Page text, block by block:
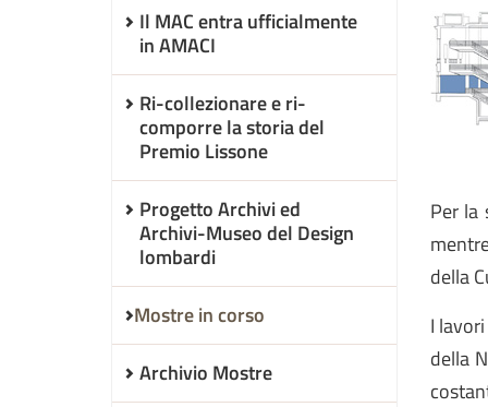
Il MAC entra ufficialmente
in AMACI
Ri-collezionare e ri-
comporre la storia del
Premio Lissone
Progetto Archivi ed
Archivi-Museo del Design
lombardi
Mostre in corso
Archivio Mostre
Per la
della
I
della